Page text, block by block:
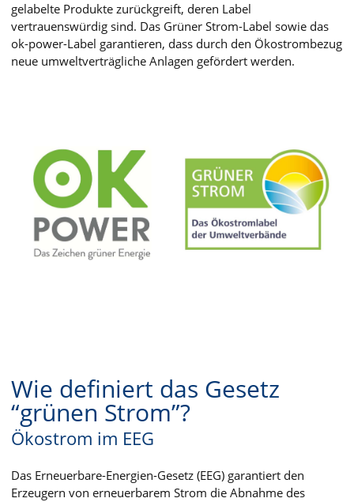
gelabelte Produkte zurückgreift, deren Label
vertrauenswürdig sind. Das Grüner Strom-Label sowie das
ok-power-Label garantieren, dass durch den Ökostrombezug
neue umweltverträgliche Anlagen gefördert werden.
Wie definiert das Gesetz
“grünen Strom”?
Ökostrom im EEG
Das Erneuerbare-Energien-Gesetz (EEG) garantiert den
Erzeugern von erneuerbarem Strom die Abnahme des